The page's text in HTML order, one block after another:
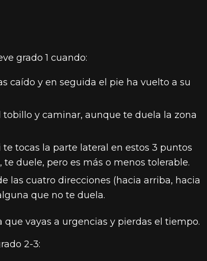
grado 1 cuando:
caído y en seguida el pie ha vuelto a su
y caminar, aunque te duela la zona
tocas la parte lateral en estos 3 puntos
duele, pero es más o menos tolerable.
las cuatro direcciones (hacia arriba, hacia
que no te duela.
vayas a urgencias y pierdas el tiempo.
2-3: